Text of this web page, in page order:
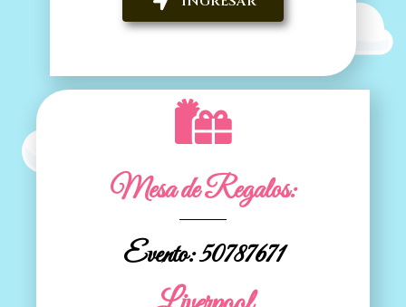
Mesa de Regalos:
Evento: 50787671